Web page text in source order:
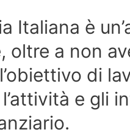
Italiana è
oltre a non
di
e gli